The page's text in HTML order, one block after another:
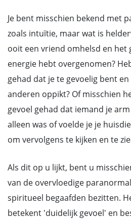
Je bent misschien bekend met
zoals intuïtie, maar wat is
ooit een vriend omhelsd en het
energie hebt overgenomen?
gehad dat je te gevoelig bent
anderen oppikt? Of misschien
gevoel gehad dat iemand je
alleen was of voelde je je
om vervolgens te kijken en te
Als dit op u lijkt, bent u
van de overvloedige
spiritueel begaafden bezitten.
betekent 'duidelijk gevoel' en